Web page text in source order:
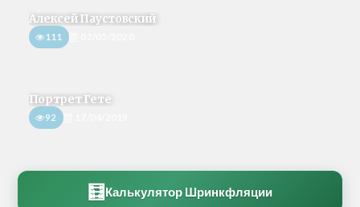
Алексей Паустовский
111
Портрет Гете
92
🧮 Калькулятор Шринкфляции